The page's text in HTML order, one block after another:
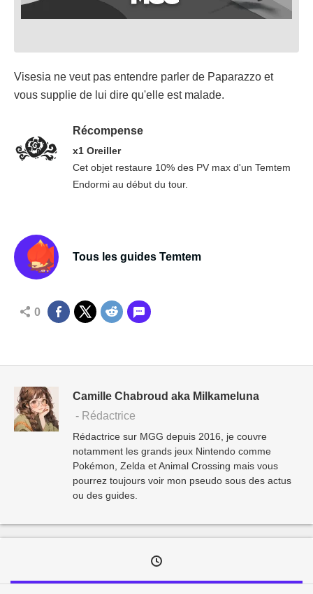
Visesia ne veut pas entendre parler de Paparazzo et
vous supplie de lui dire qu'elle est malade.
Récompense
x1 Oreiller
Cet objet restaure 10% des PV max d'un Temtem
Endormi au début du tour.
Tous les guides Temtem
0
Camille Chabroud aka Milkameluna
- Rédactrice
Rédactrice sur MGG depuis 2016, je couvre
notamment les grands jeux Nintendo comme
Pokémon, Zelda et Animal Crossing mais vous
pourrez toujours voir mon pseudo sous des actus
ou des guides.